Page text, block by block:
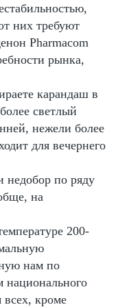
них требуют
Pharmacom
рынка,
карандаш в
светлый
нежели более
для вечернего
недобор по ряду
на
200-
нам по
национального
всех, кроме